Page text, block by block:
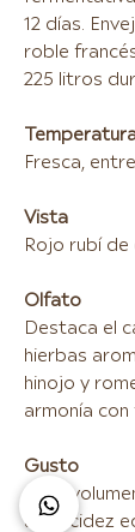
12 días.
roble
225 litros
Fresca,
Vista
Rojo rubí de
Olfato
Destaca el
hierbas
hinojo y
armonía con
Gusto
Gran
una acidez